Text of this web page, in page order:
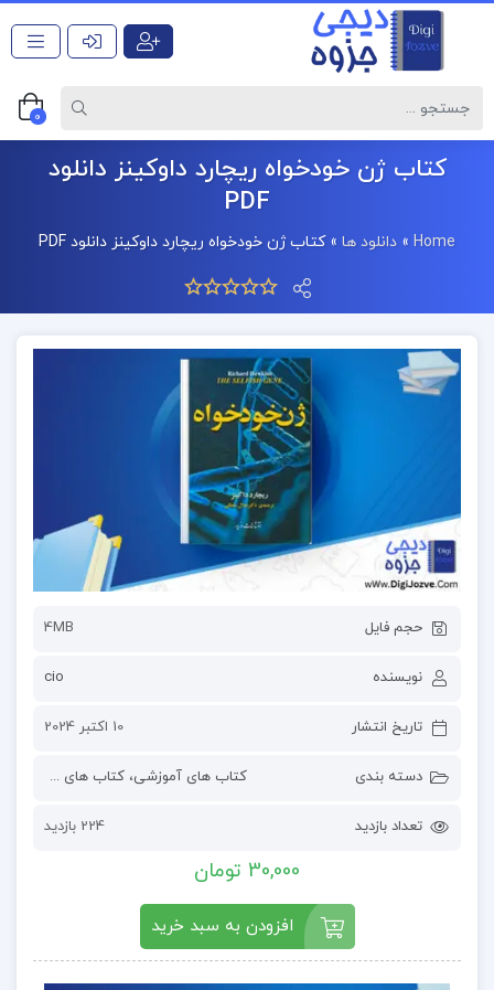
0
کتاب ژن خودخواه ریچارد داوکینز دانلود
PDF
Home
» دانلود ها »کتاب ژن خودخواه ریچارد داوکینز دانلود PDF
حجم فایل 4MB
نویسنده cio
تاریخ انتشار 10 اکتبر 2024
دسته بندی کتاب های آموزشی، کتاب های درسی و دانشگاهی
تعداد بازدید 224 بازدید
30,000 تومان
افزودن به سبد خرید